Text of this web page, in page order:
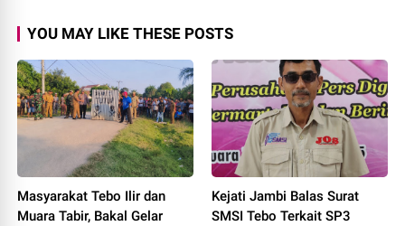
YOU MAY LIKE THESE POSTS
Masyarakat Tebo Ilir dan
Muara Tabir, Bakal Gelar
Kejati Jambi Balas Surat
SMSI Tebo Terkait SP3